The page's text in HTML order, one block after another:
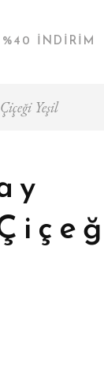
%40 İNDİRİM
Yeşil